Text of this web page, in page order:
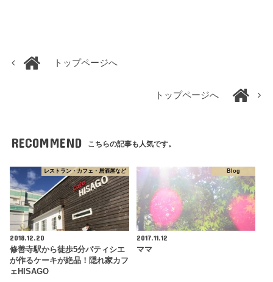
トップページへ
トップページへ
RECOMMEND こちらの記事も人気です。
レストラン・カフェ・居酒屋など
2018.12.20
修善寺駅から徒歩5分パティシエ
が作るケーキが絶品！隠れ家カフ
ェHISAGO
Blog
2017.11.12
ママ